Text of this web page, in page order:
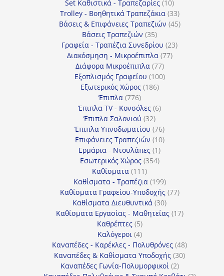
προϊόντα
Set Καθιστικά - Τραπεζαρίες 1010
προϊόντα
Trolley - Βοηθητικά Τραπεζάκια 3333
προϊόντα
Βάσεις & Επιφάνειες Τραπεζιών 4545
Βάσεις Τραπεζιών 3535
προϊόντα
Γραφεία - Τραπέζια Συνεδρίου 2323
Διακόσμηση - Μικροέπιπλα 7777
Διάφορα Μικροέπιπλα 7777
προϊόντα
Εξοπλισμός Γραφείου 100100
Εξωτερικός Χώρος 186186
Έπιπλα 776776
προϊόντα
Έπιπλα TV - Κονσόλες 66
Έπιπλα Σαλονιού 3232
προϊόντα
Έπιπλα Υπνοδωματίου 7676
προϊόντα
Επιφάνειες Τραπεζιών 1010
Ερμάρια - Ντουλάπες 11
προϊόν
Εσωτερικός Χώρος 354354
Καθίσματα 111111
προϊόντα
Καθίσματα - Τραπέζια 199199
προϊόντα
Καθίσματα Γραφείου-Υποδοχής 7777
Καθίσματα Διευθυντικά 3030
προϊόντα
Καθίσματα Εργασίας - Μαθητείας 1717
Καθρέπτες 55
προϊόντα
Καλόγεροι 44
προϊόντα
Καναπέδες - Καρέκλες - Πολυθρόνες 4848
προϊόντα
Καναπέδες & Καθίσματα Υποδοχής 3030
Καναπέδες Γωνία-Πολυμορφικοί 22